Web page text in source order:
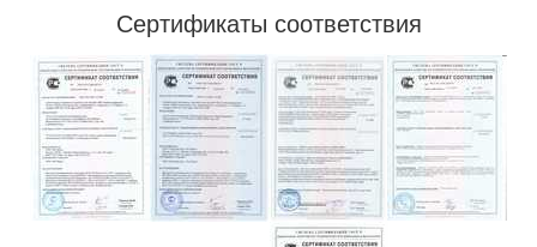
Сертификаты соответствия